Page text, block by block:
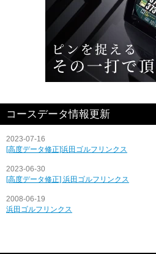
コースデータ情報更新
2023-07-16
[高度データ修正]浜田ゴルフリンクス
2023-06-30
[高度データ修正] 浜田ゴルフリンクス
2008-06-19
浜田ゴルフリンクス